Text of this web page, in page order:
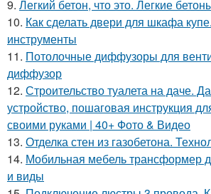
9. Легкий бетон, что это. Легкие
10. Как сделать двери для шкафа
инструменты
11. Потолочные диффузоры для
диффузор
12. Строительство туалета на даче.
устройство, пошаговая инструкция
своими руками | 40+ Фото & Видео
13. Отделка стен из газобетона.
14. Мобильная мебель трансформер
и виды